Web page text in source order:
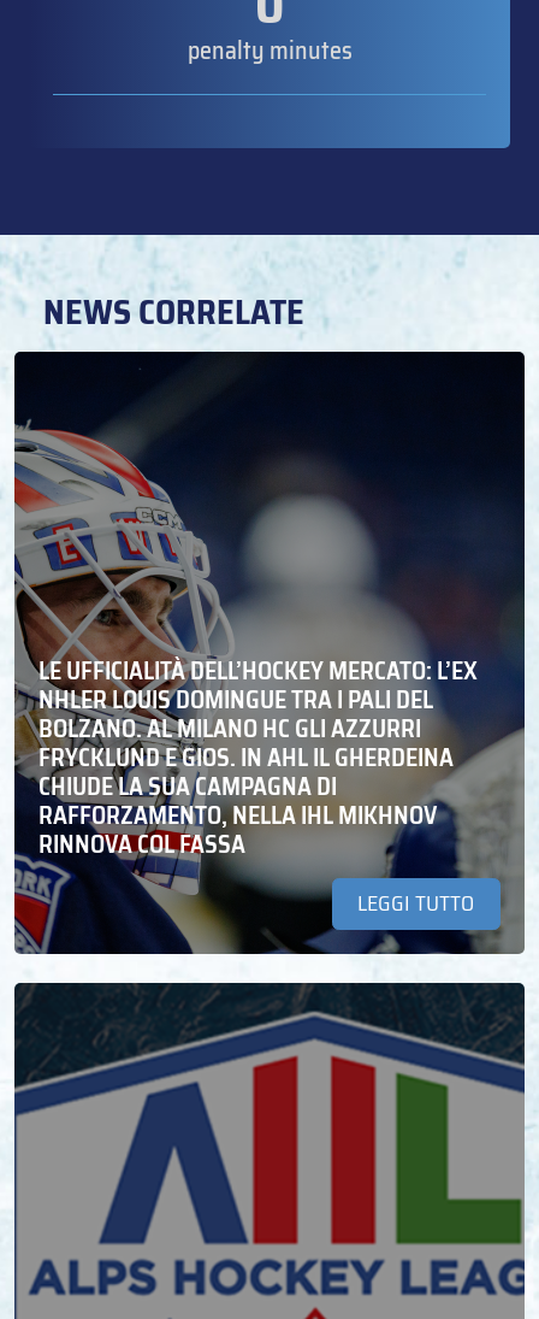
penalty minutes
NEWS CORRELATE
LE UFFICIALITÀ DELL’HOCKEY MERCATO: L’EX
NHLER LOUIS DOMINGUE TRA I PALI DEL
BOLZANO. AL MILANO HC GLI AZZURRI
FRYCKLUND E GIOS. IN AHL IL GHERDEINA
CHIUDE LA SUA CAMPAGNA DI
RAFFORZAMENTO, NELLA IHL MIKHNOV
RINNOVA COL FASSA
LEGGI TUTTO